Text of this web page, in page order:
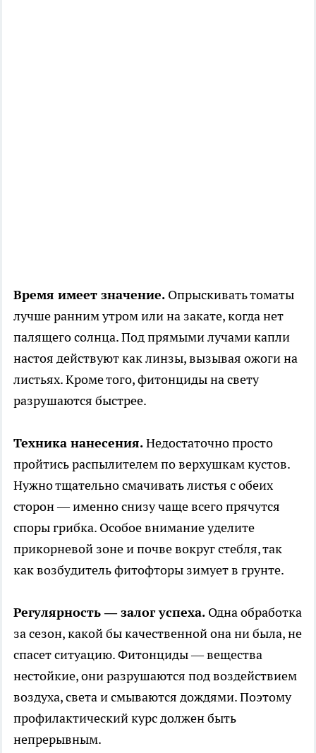
Время имеет значение. Опрыскивать томаты
лучше ранним утром или на закате, когда нет
палящего солнца. Под прямыми лучами капли
настоя действуют как линзы, вызывая ожоги на
листьях. Кроме того, фитонциды на свету
разрушаются быстрее.
Техника нанесения.Недостаточно просто
пройтись распылителем по верхушкам кустов.
Нужно тщательно смачивать листья с обеих
сторон — именно снизу чаще всего прячутся
споры грибка. Особое внимание уделите
прикорневой зоне и почве вокруг стебля, так
как возбудитель фитофторы зимует в грунте.
Регулярность — залог успеха. Одна обработка
за сезон, какой бы качественной она ни была, не
спасет ситуацию. Фитонциды — вещества
нестойкие, они разрушаются под воздействием
воздуха, света и смываются дождями. Поэтому
профилактический курс должен быть
непрерывным.